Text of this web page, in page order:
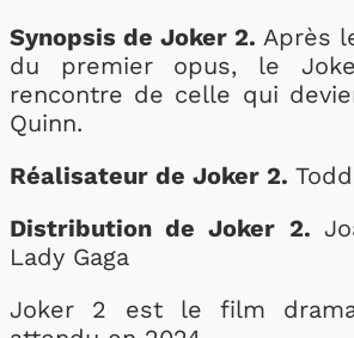
Synopsis de Joker 2. Après
du premier opus, le
rencontre de celle qui
Quinn.
Réalisateur de Joker 2.
Distribution de Joker 2.
Lady Gaga
Joker 2 est le film